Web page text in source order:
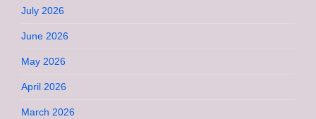
July 2026
June 2026
May 2026
April 2026
March 2026